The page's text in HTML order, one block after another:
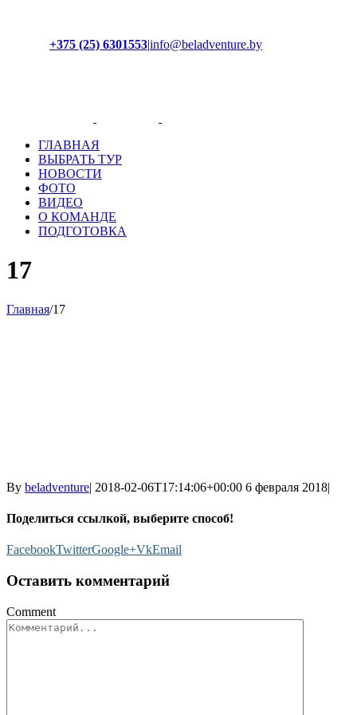
+375 (25) 6301553|info@beladventure.by
ГЛАВНАЯ
ВЫБРАТЬ ТУР
НОВОСТИ
ФОТО
ВИДЕО
О КОМАНДЕ
ПОДГОТОВКА
17
Главная/17
By beladventure| 2018-02-06T17:14:06+00:00 6 февраля 2018|
Поделиться ссылкой, выберите способ!
FacebookTwitterGoogle+VkEmail
Оставить комментарий
Comment